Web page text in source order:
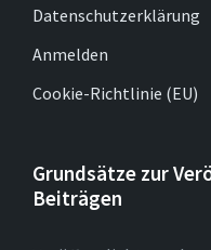
Datenschutzerklärung
Anmelden
Cookie-Richtlinie (EU)
Grundsätze zur
Beiträgen